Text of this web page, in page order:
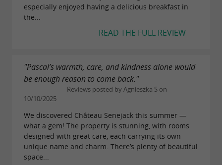
especially enjoyed having a delicious breakfast in
the...
READ THE FULL REVIEW
"Pascal’s warmth, care, and kindness alone would
be enough reason to come back."
Reviews posted by Agnieszka S on
10/10/2025
We discovered Château Senejack this summer —
what a gem! The property is stunning, with rooms
designed with great care, each carrying its own
unique name and charm. There’s plenty of beautiful
space...